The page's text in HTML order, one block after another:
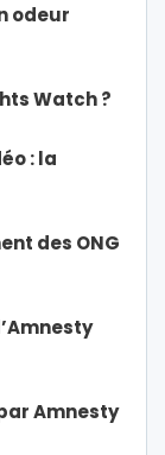
odeur
Watch ?
: la
des ONG
Amnesty